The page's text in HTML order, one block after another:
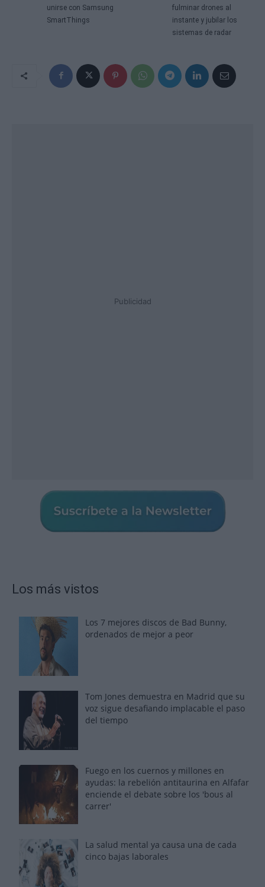
unirse con Samsung
SmartThings
fulminar drones al
instante y jubilar los
sistemas de radar
Publicidad
Los más vistos
Los 7 mejores discos de Bad Bunny,
ordenados de mejor a peor
Tom Jones demuestra en Madrid que su
voz sigue desafiando implacable el paso
del tiempo
Fuego en los cuernos y millones en
ayudas: la rebelión antitaurina en Alfafar
enciende el debate sobre los 'bous al
carrer'
La salud mental ya causa una de cada
cinco bajas laborales